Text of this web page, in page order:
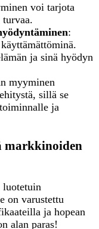
voi tarjota
:
ja sinä hyödyn
myyminen
sillä se
ja
markkinoiden
luotetuin
on varustettu
ja hopean
alan paras!